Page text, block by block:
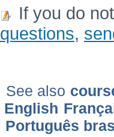
If you do
questions,
See also
English
Português